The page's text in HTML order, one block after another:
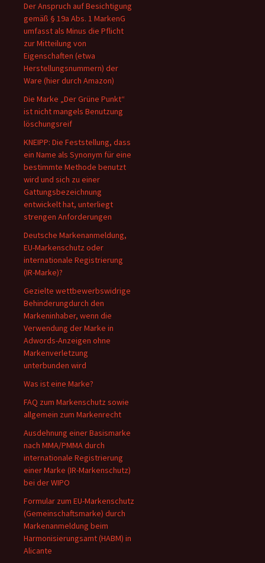
Der Anspruch auf Besichtigung
gemäß § 19a Abs. 1 MarkenG
umfasst als Minus die Pflicht
zur Mitteilung von
Eigenschaften (etwa
Herstellungsnummern) der
Ware (hier durch Amazon)
Die Marke „Der Grüne Punkt“
ist nicht mangels Benutzung
löschungsreif
KNEIPP: Die Feststellung, dass
ein Name als Synonym für eine
bestimmte Methode benutzt
wird und sich zu einer
Gattungsbezeichnung
entwickelt hat, unterliegt
strengen Anforderungen
Deutsche Markenanmeldung,
EU-Markenschutz oder
internationale Registrierung
(IR-Marke)?
Gezielte wettbewerbswidrige
Behinderungdurch den
Markeninhaber, wenn die
Verwendung der Marke in
Adwords-Anzeigen ohne
Markenverletzung
unterbunden wird
Was ist eine Marke?
FAQ zum Markenschutz sowie
allgemein zum Markenrecht
Ausdehnung einer Basismarke
nach MMA/PMMA durch
internationale Registrierung
einer Marke (IR-Markenschutz)
bei der WIPO
Formular zum EU-Markenschutz
(Gemeinschaftsmarke) durch
Markenanmeldung beim
Harmonisierungsamt (HABM) in
Alicante